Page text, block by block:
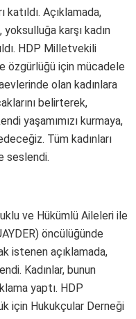
Açıklamada,
karşı kadın
HDP Milletvekili
özgürlüğü için mücadele
olan kadınlara
belirterek,
yaşamımızı kurmaya,
Tüm kadınları
seslendi.
ve Hükümlü Aileleri ile
öncülüğünde
istenen açıklamada,
Kadınlar, bunun
yaptı. HDP
için Hukukçular Derneği